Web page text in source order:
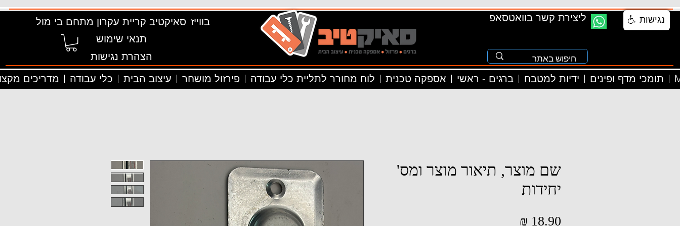
בווייז: סאיקטיב קריית עקרון מתחם בי מול
תנאי שימוש
הצהרת נגישות
ליצירת קשר בוואטסאפ
מדריכים כלי עבודה עיצוב הבית פירזול מושחר לוח מחורר לתליית כלי עבודה אספקה טכנית ברגים - ראשי ידיות למטבח תומכי מדף ופינים
שם מוצר, תיאור מוצר ומס'
יחידות
נגישות